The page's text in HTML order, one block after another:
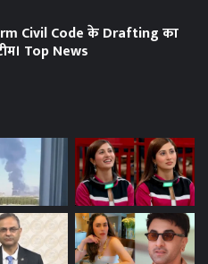
Civil Code के Drafting का
Top News